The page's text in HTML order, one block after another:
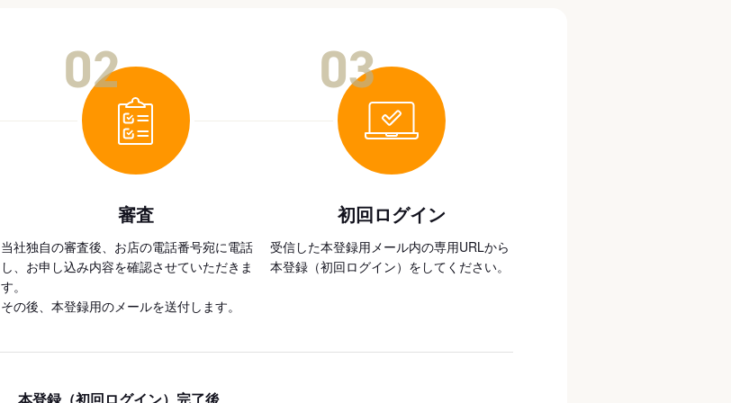
審査
当社独自の審査後、お店の電話番号宛に電話
し、お申し込み内容を確認させていただきま
す。
その後、本登録用のメールを送付します。
初回ログイン
受信した本登録用メール内の専用URLから
本登録（初回ログイン）をしてください。